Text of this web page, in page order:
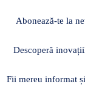
Abonează-te la
Descoperă
Fii mereu informat